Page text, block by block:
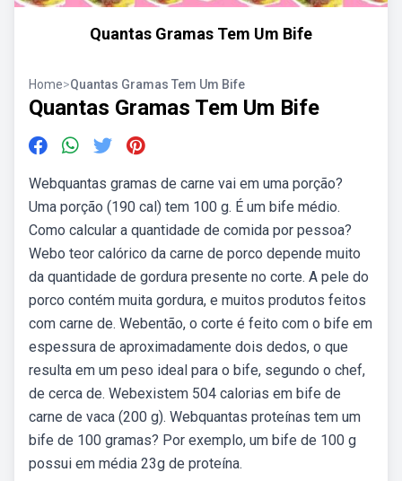
Quantas Gramas Tem Um Bife
Home>Quantas Gramas Tem Um Bife
Quantas Gramas Tem Um Bife
Webquantas gramas de carne vai em uma porção?
Uma porção (190 cal) tem 100 g. É um bife médio.
Como calcular a quantidade de comida por pessoa?
Webo teor calórico da carne de porco depende muito
da quantidade de gordura presente no corte. A pele do
porco contém muita gordura, e muitos produtos feitos
com carne de. Webentão, o corte é feito com o bife em
espessura de aproximadamente dois dedos, o que
resulta em um peso ideal para o bife, segundo o chef,
de cerca de. Webexistem 504 calorias em bife de
carne de vaca (200 g). Webquantas proteínas tem um
bife de 100 gramas? Por exemplo, um bife de 100 g
possui em média 23g de proteína.